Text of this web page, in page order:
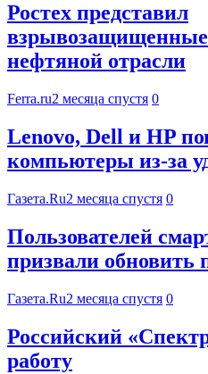
Ростех представил
взрывозащищенные
нефтяной отрасли
Ferra.ru2 месяца спустя 0
Lenovo, Dell и HP
компьютеры из-за
Газета.Ru2 месяца спустя 0
Пользователей
призвали обновить
Газета.Ru2 месяца спустя 0
Российский
работу